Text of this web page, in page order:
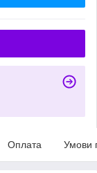
Оплата Умови